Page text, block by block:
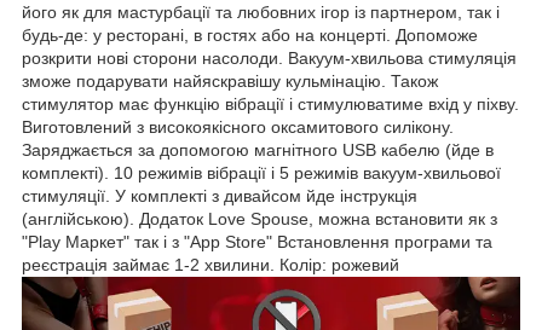
його як для мастурбації та любовних ігор із партнером, так і
будь-де: у ресторані, в гостях або на концерті. Допоможе
розкрити нові сторони насолоди. Вакуум-хвильова стимуляція
зможе подарувати найяскравішу кульмінацію. Також
стимулятор має функцію вібрації і стимулюватиме вхід у піхву.
Виготовлений з високоякісного оксамитового силікону.
Заряджається за допомогою магнітного USB кабелю (йде в
комплекті). 10 режимів вібрації і 5 режимів вакуум-хвильової
стимуляції. У комплекті з дивайсом йде інструкція
(англійською). Додаток Love Spouse, можна встановити як з
"Play Маркет" так і з "App Store" Встановлення програми та
реєстрація займає 1-2 хвилини. Колір: рожевий